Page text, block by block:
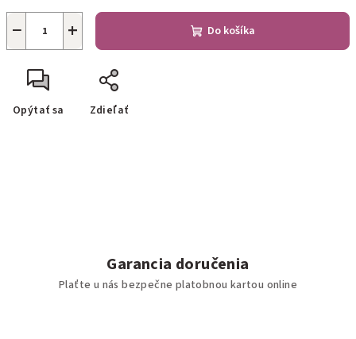
+
− Do košíka
Opýtať sa Zdieľať
Garancia doručenia
Plaťte u nás bezpečne platobnou kartou online